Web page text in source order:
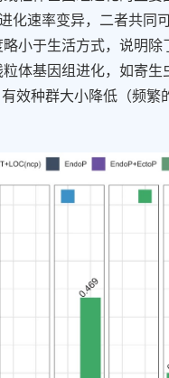
化速率变异，二者共同
小于生活方式，说明除
体基因组进化，如寄生
效种群大小降低（频繁